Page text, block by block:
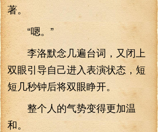
著。
“嗯。”
李洛默念几遍台词，又闭上
双眼引导自己进入表演状态，短
短几秒钟后将双眼睁开。
整个人的气势变得更加温
和。